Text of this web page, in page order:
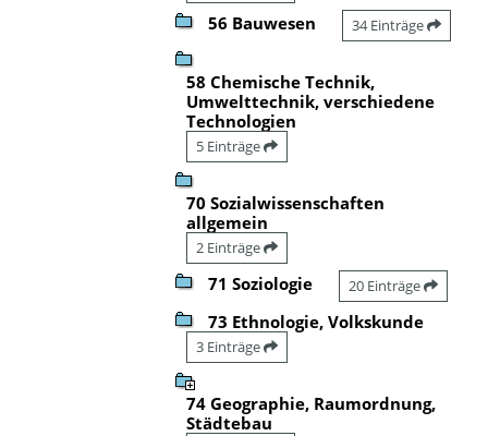
56 Bauwesen 34 Einträge
58 Chemische Technik,
Umwelttechnik, verschiedene
Technologien
5 Einträge
70 Sozialwissenschaften
allgemein
2 Einträge
71 Soziologie 20 Einträge
73 Ethnologie, Volkskunde
3 Einträge
74 Geographie, Raumordnung,
Städtebau